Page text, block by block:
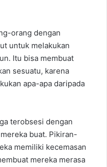
orang dengan
untuk melakukan
Itu bisa membuat
sesuatu, karena
apa-apa daripada
terobsesi dengan
buat. Pikiran-
memiliki kecemasan
mereka merasa